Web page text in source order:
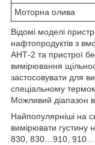
Моторна олива
Відомі моделі
нафтопродуктів з
АНТ-2 та пристрої
вимірювання
застосовувати для
спеціальному
Можливий діапазон
Найпопулярніші на
вимірювати
830, 830…910,